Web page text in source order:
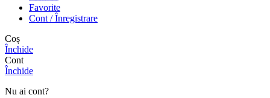
Favorite
Cont / Înregistrare
Coș
Închide
Cont
Închide
Nu ai cont?